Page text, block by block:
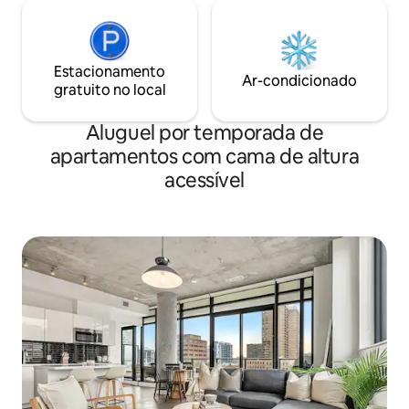
Estacionamento
gratuito no local
Ar-condicionado
Aluguel por temporada de
apartamentos com cama de altura
acessível